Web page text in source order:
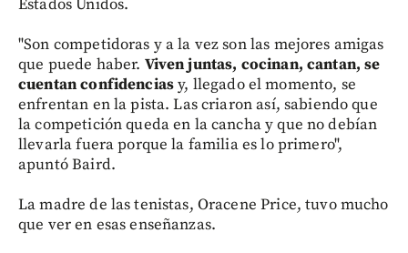
Estados Unidos.
"Son competidoras y a la vez son las mejores amigas
que puede haber. Viven juntas, cocinan, cantan, se
cuentan confidenciasy, llegado el momento, se
enfrentan en la pista. Las criaron así, sabiendo que
la competición queda en la cancha y que no debían
llevarla fuera porque la familia es lo primero",
apuntó Baird.
La madre de las tenistas, Oracene Price, tuvo mucho
que ver en esas enseñanzas.